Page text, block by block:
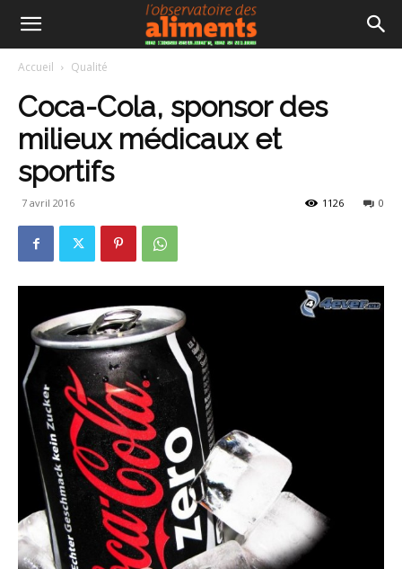
Accueil Qualité
Coca-Cola, sponsor des
milieux médicaux et
sportifs
7 avril 2016 0
1126